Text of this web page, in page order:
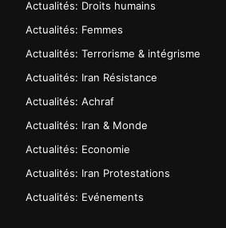
Actualités: Droits humains
Actualités: Femmes
Actualités: Terrorisme & intégrisme
Actualités: Iran Résistance
Actualités: Achraf
Actualités: Iran & Monde
Actualités: Economie
Actualités: Iran Protestations
Actualités: Evénements